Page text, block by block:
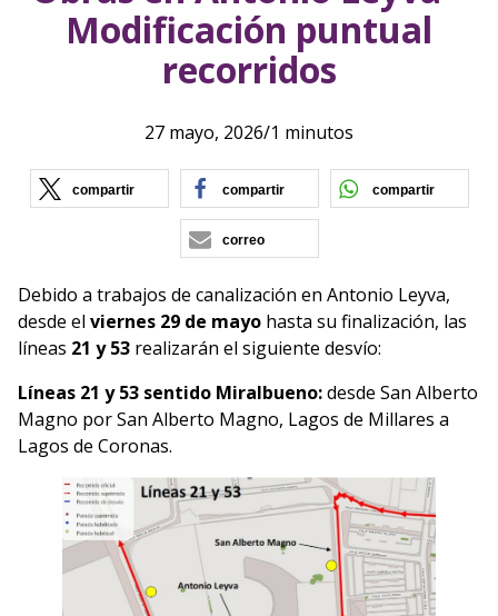
Modificación puntual
recorridos
27 mayo, 2026/1 minutos
compartir (se abre en nueva ventana)
compartir (se abre en nueva
compartir
correo
Debido a trabajos de canalización en Antonio Leyva,
desde el viernes 29 de mayo hasta su finalización, las
líneas 21 y 53 realizarán el siguiente desvío:
Líneas 21 y 53 sentido Miralbueno:desde San Alberto
Magno por San Alberto Magno, Lagos de Millares a
Lagos de Coronas.